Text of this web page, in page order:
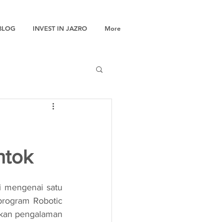
INVEST IN JAZRO More
Robotic
pengalaman